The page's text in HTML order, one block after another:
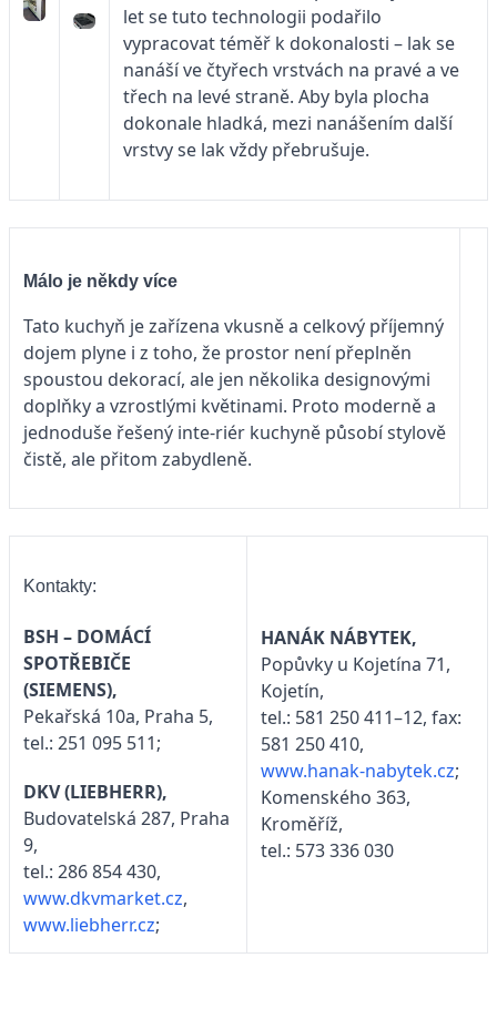
let se tuto technologii podařilo
vypracovat téměř k dokonalosti – lak se
nanáší ve čtyřech vrstvách na pravé a ve
třech na levé straně. Aby byla plocha
dokonale hladká, mezi nanášením další
vrstvy se lak vždy přebrušuje.
Málo je někdy více
Tato kuchyň je zařízena vkusně a celkový příjemný
dojem plyne i z toho, že prostor není přeplněn
spoustou dekorací, ale jen několika designovými
doplňky a vzrostlými květinami. Proto moderně a
jednoduše řešený inte-riér kuchyně působí stylově
čistě, ale přitom zabydleně.
Kontakty:
BSH – DOMÁCÍ
SPOTŘEBIČE
(SIEMENS),
Pekařská 10a, Praha 5,
tel.: 251 095 511;
DKV (LIEBHERR),
Budovatelská 287, Praha
9,
tel.: 286 854 430,
www.dkvmarket.cz,
www.liebherr.cz;
HANÁK NÁBYTEK,
Popůvky u Kojetína 71,
Kojetín,
tel.: 581 250 411–12, fax:
581 250 410,
www.hanak-nabytek.cz;
Komenského 363,
Kroměříž,
tel.: 573 336 030